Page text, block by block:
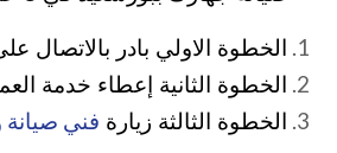
الخطوة الاولي بادر بالاتصال على
الخطوة الثانية إعطاء خدمة
الخطوة الثالثة زيارة فني صيانة